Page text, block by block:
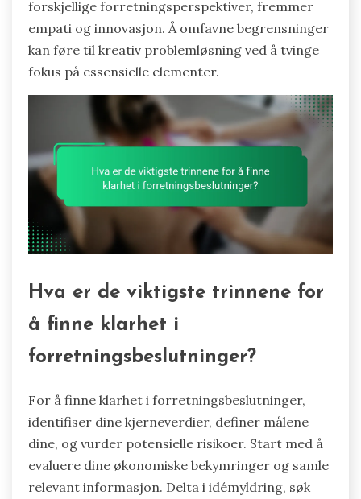
forskjellige forretningsperspektiver, fremmer
empati og innovasjon. Å omfavne begrensninger
kan føre til kreativ problemløsning ved å tvinge
fokus på essensielle elementer.
Hva er de viktigste trinnene for
å finne klarhet i
forretningsbeslutninger?
For å finne klarhet i forretningsbeslutninger,
identifiser dine kjerneverdier, definer målene
dine, og vurder potensielle risikoer. Start med å
evaluere dine økonomiske bekymringer og samle
relevant informasjon. Delta i idémyldring, søk